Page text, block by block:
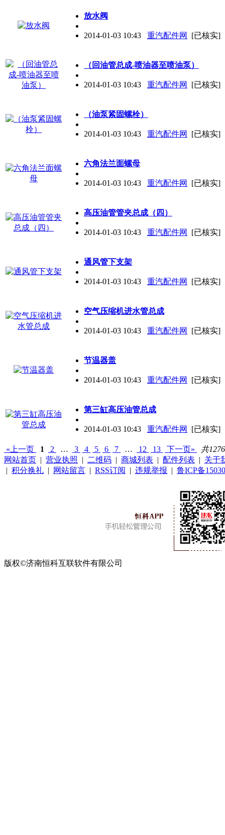
放水阀
2014-01-03 10:43 重汽配件网 [已核实]
（回油管总成-喷油器至喷油泵）
2014-01-03 10:43 重汽配件网 [已核实]
（油泵紧固螺栓）
2014-01-03 10:43 重汽配件网 [已核实]
六角法兰面螺母
2014-01-03 10:43 重汽配件网 [已核实]
高压油管管夹总成（四）
2014-01-03 10:43 重汽配件网 [已核实]
通风管下支架
2014-01-03 10:43 重汽配件网 [已核实]
空气压缩机进水管总成
2014-01-03 10:43 重汽配件网 [已核实]
节温器盖
2014-01-03 10:43 重汽配件网 [已核实]
第三缸高压油管总成
2014-01-03 10:43 重汽配件网 [已核实]
«上一页 1 2 … 3 4 5 6 7 … 12 13 下一页»
共
网站首页 | 营业执照 | 二维码 | 商城列表 | 配件列表 | 关于
| 积分换礼 | 网站留言 | RSS订阅 | 违规举报 | 鲁ICP备
版权©济南恒科互联软件有限公司